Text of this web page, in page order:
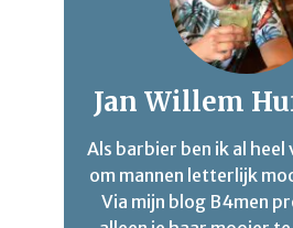
Jan Willem
Als barbier ben ik al heel
om mannen letterlijk
Via mijn blog B4men